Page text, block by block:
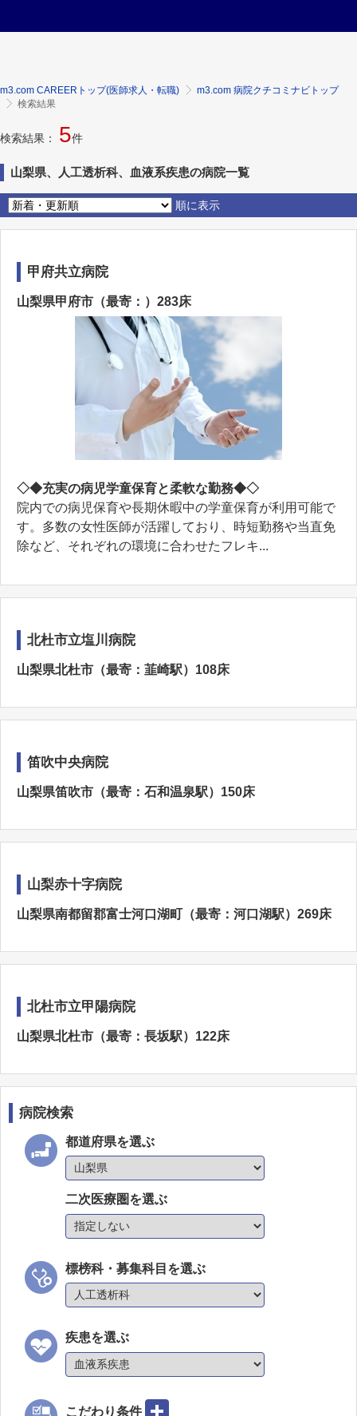
m3.com CAREERトップ(医師求人・転職)
m3.com 病院クチコミナビトップ
検索結果
検索結果： 5件
山梨県、人工透析科、血液系疾患の病院一覧
順に表示
甲府共立病院
山梨県甲府市（最寄：）283床
◇◆充実の病児学童保育と柔軟な勤務◆◇
院内での病児保育や長期休暇中の学童保育が利用可能で
す。多数の女性医師が活躍しており、時短勤務や当直免
除など、それぞれの環境に合わせたフレキ...
北杜市立塩川病院
山梨県北杜市（最寄：韮崎駅）108床
笛吹中央病院
山梨県笛吹市（最寄：石和温泉駅）150床
山梨赤十字病院
山梨県南都留郡富士河口湖町（最寄：河口湖駅）269床
北杜市立甲陽病院
山梨県北杜市（最寄：長坂駅）122床
病院検索
都道府県を選ぶ
二次医療圏を選ぶ
標榜科・募集科目を選ぶ
疾患を選ぶ
こだわり条件